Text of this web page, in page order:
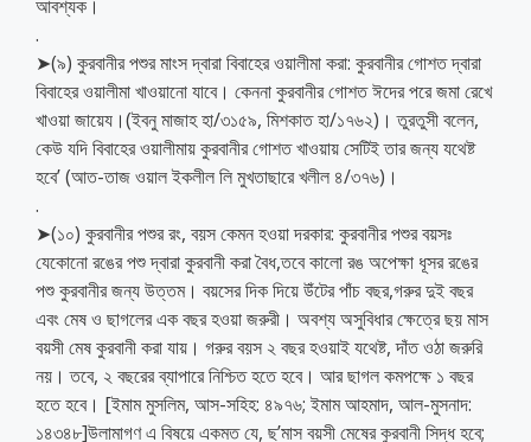
আবশ্যক।
.
➤(৯) কুরবানীর পশুর মাংস দ্বারা বিবাহের ওয়ালীমা করা: কুরবানীর গোশত দ্বারা
বিবাহের ওয়ালীমা খাওয়ানো যাবে। কেননা কুরবানীর গোশত ঈদের পরে জমা রেখে
খাওয়া জায়েয।(ইবনু মাজাহ হা/৩১৫৯, মিশকাত হা/১৭৬২)। তুরতুসী বলেন,
কেউ যদি বিবাহের ওয়ালীমায় কুরবানীর গোশত খাওয়ায় সেটিই তার জন্য যথেষ্ট
হবে’ (আত-তাজ ওয়াল ইকলীল লি মুখতাছারে খলীল ৪/৩৭৬)।
.
➤(১০) কুরবানীর পশুর রং, বয়স কেমন হওয়া দরকার: কুরবানীর পশুর বয়সঃ
যেকোনো রঙের পশু দ্বারা কুরবানী করা বৈধ,তবে কালো রঙ অপেক্ষা ধূসর রঙের
পশু কুরবানীর জন্য উত্তম। বয়সের দিক দিয়ে উঁটের পাঁচ বছর,গরুর দুই বছর
এবং মেষ ও ছাগলের এক বছর হওয়া জরুরী। অবশ্য অসুবিধার ক্ষেত্রে ছয় মাস
বয়সী মেষ কুরবানী করা যায়। গরুর বয়স ২ বছর হওয়াই যথেষ্ট, দাঁত ওঠা জরুরি
নয়। তবে, ২ বছরের ব্যাপারে নিশ্চিত হতে হবে। আর ছাগল কমপক্ষে ১ বছর
হতে হবে। [ইমাম মুসলিম, আস-সহিহ: ৪৯৭৬; ইমাম আহমাদ, আল-মুসনাদ:
১৪৩৪৮]উলামাগণ এ বিষয়ে একমত যে, ছ’মাস বয়সী মেষের কুরবানী সিদ্ধ হবে;